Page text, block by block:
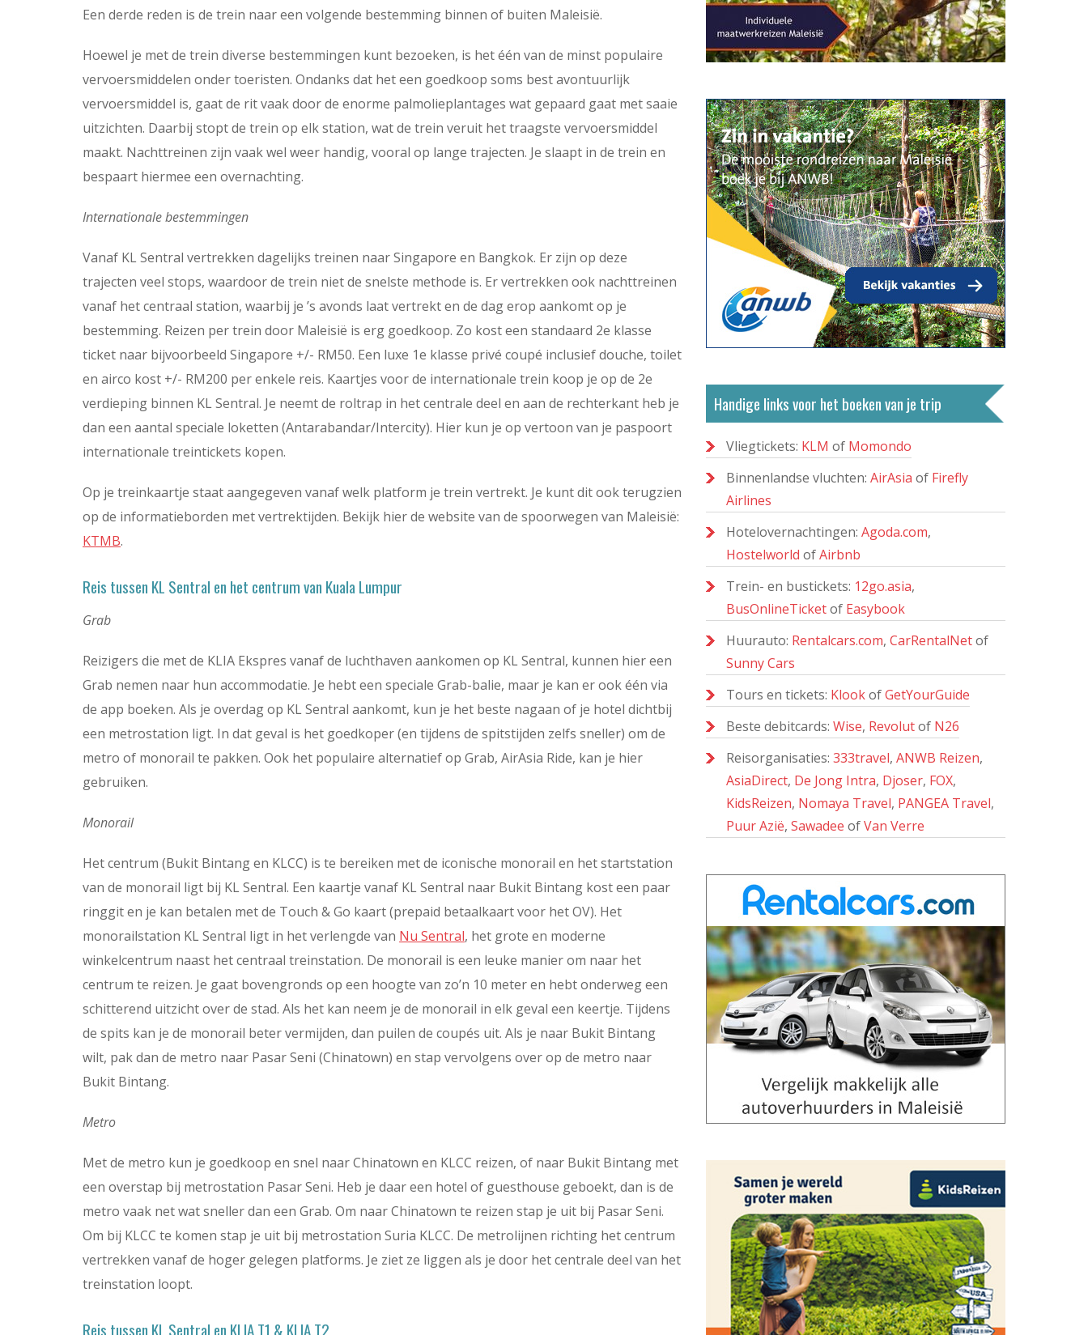
Een derde reden is de trein naar een volgende bestemming binnen of buiten Maleisië.
Hoewel je met de trein diverse bestemmingen kunt bezoeken, is het één van de minst populaire
vervoersmiddelen onder toeristen. Ondanks dat het een goedkoop soms best avontuurlijk
vervoersmiddel is, gaat de rit vaak door de enorme palmolieplantages wat gepaard gaat met saaie
uitzichten. Daarbij stopt de trein op elk station, wat de trein veruit het traagste vervoersmiddel
maakt. Nachttreinen zijn vaak wel weer handig, vooral op lange trajecten. Je slaapt in de trein en
bespaart hiermee een overnachting.
Internationale bestemmingen
Vanaf KL Sentral vertrekken dagelijks treinen naar Singapore en Bangkok. Er zijn op deze
trajecten veel stops, waardoor de trein niet de snelste methode is. Er vertrekken ook nachttreinen
vanaf het centraal station, waarbij je ’s avonds laat vertrekt en de dag erop aankomt op je
bestemming. Reizen per trein door Maleisië is erg goedkoop. Zo kost een standaard 2e klasse
ticket naar bijvoorbeeld Singapore +/- RM50. Een luxe 1e klasse privé coupé inclusief douche, toilet
en airco kost +/- RM200 per enkele reis. Kaartjes voor de internationale trein koop je op de 2e
verdieping binnen KL Sentral. Je neemt de roltrap in het centrale deel en aan de rechterkant heb je
dan een aantal speciale loketten (Antarabandar/Intercity). Hier kun je op vertoon van je paspoort
internationale treintickets kopen.
Op je treinkaartje staat aangegeven vanaf welk platform je trein vertrekt. Je kunt dit ook terugzien
op de informatieborden met vertrektijden. Bekijk hier de website van de spoorwegen van Maleisië:
KTMB.
Reis tussen KL Sentral en het centrum van Kuala Lumpur
Grab
Reizigers die met de KLIA Ekspres vanaf de luchthaven aankomen op KL Sentral, kunnen hier een
Grab nemen naar hun accommodatie. Je hebt een speciale Grab-balie, maar je kan er ook één via
de app boeken. Als je overdag op KL Sentral aankomt, kun je het beste nagaan of je hotel dichtbij
een metrostation ligt. In dat geval is het goedkoper (en tijdens de spitstijden zelfs sneller) om de
metro of monorail te pakken. Ook het populaire alternatief op Grab, AirAsia Ride, kan je hier
gebruiken.
Monorail
Het centrum (Bukit Bintang en KLCC) is te bereiken met de iconische monorail en het startstation
van de monorail ligt bij KL Sentral. Een kaartje vanaf KL Sentral naar Bukit Bintang kost een paar
ringgit en je kan betalen met de Touch & Go kaart (prepaid betaalkaart voor het OV). Het
monorailstation KL Sentral ligt in het verlengde van Nu Sentral, het grote en moderne
winkelcentrum naast het centraal treinstation. De monorail is een leuke manier om naar het
centrum te reizen. Je gaat bovengronds op een hoogte van zo’n 10 meter en hebt onderweg een
schitterend uitzicht over de stad. Als het kan neem je de monorail in elk geval een keertje. Tijdens
de spits kan je de monorail beter vermijden, dan puilen de coupés uit. Als je naar Bukit Bintang
wilt, pak dan de metro naar Pasar Seni (Chinatown) en stap vervolgens over op de metro naar
Bukit Bintang.
Metro
Met de metro kun je goedkoop en snel naar Chinatown en KLCC reizen, of naar Bukit Bintang met
een overstap bij metrostation Pasar Seni. Heb je daar een hotel of guesthouse geboekt, dan is de
metro vaak net wat sneller dan een Grab. Om naar Chinatown te reizen stap je uit bij Pasar Seni.
Om bij KLCC te komen stap je uit bij metrostation Suria KLCC. De metrolijnen richting het centrum
vertrekken vanaf de hoger gelegen platforms. Je ziet ze liggen als je door het centrale deel van het
treinstation loopt.
Reis tussen KL Sentral en KLIA T1 & KLIA T2
Handige links voor het boeken van je trip
Vliegtickets: KLM of Momondo
Binnenlandse vluchten: AirAsia of Firefly
Airlines
Hotelovernachtingen: Agoda.com,
Hostelworld ofAirbnb
Trein- en bustickets: 12go.asia,
BusOnlineTicketof Easybook
Huurauto: Rentalcars.com, CarRentalNetof
Sunny Cars
Tours en tickets: KlookofGetYourGuide
Beste debitcards: Wise, Revolutof N26
Reisorganisaties: 333travel, ANWB Reizen,
AsiaDirect, De Jong Intra, Djoser, FOX,
KidsReizen, Nomaya Travel, PANGEA Travel,
Puur Azië, Sawadee ofVan Verre